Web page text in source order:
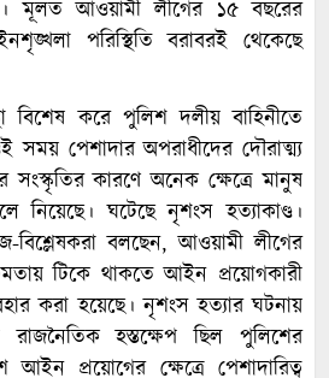
আওয়ামী লীগের ১৫ বছরের
পরিস্থিতি বরাবরই থেকেছে
বিশেষ করে পুলিশ দলীয় বাহিনীতে
পেশাদার অপরাধীদের দৌরাত্ম্য
সংস্কৃতির কারণে অনেক ক্ষেত্রে মানুষ
ঘটেছে নৃশংস হত্যাকাণ্ড।
বলছেন, আওয়ামী লীগের
টিকে থাকতে আইন প্রয়োগকারী
করা হয়েছে। নৃশংস হত্যার ঘটনায়
রাজনৈতিক হস্তক্ষেপ ছিল পুলিশের
প্রয়োগের ক্ষেত্রে পেশাদারিত্ব